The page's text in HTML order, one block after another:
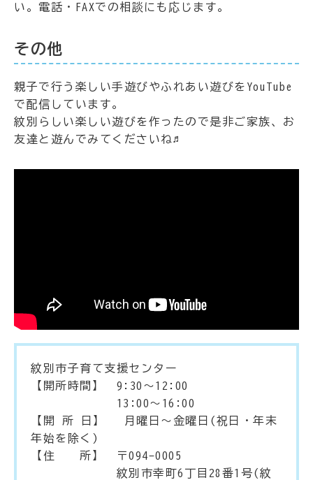
い。電話・FAXでの相談にも応じます。
その他
親子で行う楽しい手遊びやふれあい遊びをYouTube
で配信しています。
紋別らしい楽しい遊びを作ったので是非ご家族、お
友達と遊んでみてくださいね♬
紋別市子育て支援センター
【開所時間】 9:30～12:00
13:00～16:00
【開 所 日】 月曜日～金曜日(祝日・年末
年始を除く)
【住 所】 〒094-0005
紋別市幸町6丁目28番1号(紋